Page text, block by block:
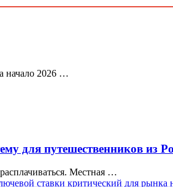
начало 2026 …
для путешественников из
Местная …